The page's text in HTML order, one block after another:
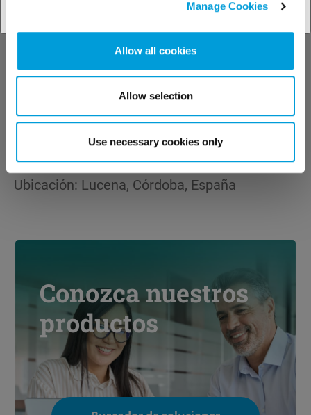
Manage Cookies
Allow all cookies
Allow selection
Use necessary cookies only
Keyter en breve:
Volumen de negocio: 13 millones de € en
Número de empleados: 130
Fecha de fundación: 2013
Ubicación: Lucena, Córdoba, España
Conozca nuestros
productos